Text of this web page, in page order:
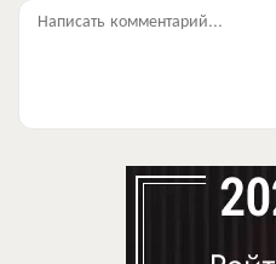
Написать комментарий...